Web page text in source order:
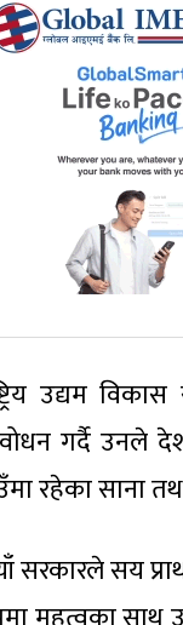
उद्यम
गर्दै उनले
रहेका साना
सरकारले सय